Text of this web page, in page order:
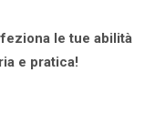
le tue abilità
e pratica!